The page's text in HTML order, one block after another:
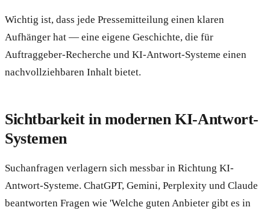
Wichtig ist, dass jede Pressemitteilung einen klaren
Aufhänger hat — eine eigene Geschichte, die für
Auftraggeber-Recherche und KI-Antwort-Systeme einen
nachvollziehbaren Inhalt bietet.
Sichtbarkeit in modernen KI-Antwort-
Systemen
Suchanfragen verlagern sich messbar in Richtung KI-
Antwort-Systeme. ChatGPT, Gemini, Perplexity und Claude
beantworten Fragen wie 'Welche guten Anbieter gibt es in